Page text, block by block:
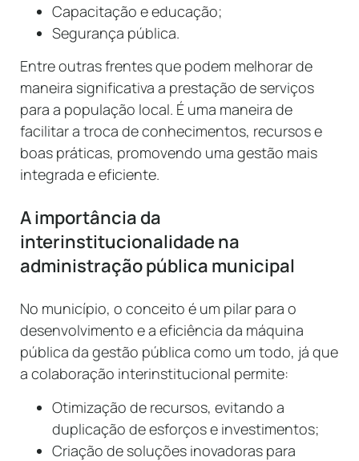
Capacitação e educação;
Segurança pública.
Entre outras frentes que podem melhorar de
maneira significativa a prestação de serviços
para a população local. É uma maneira de
facilitar a troca de conhecimentos, recursos e
boas práticas, promovendo uma gestão mais
integrada e eficiente.
A importância da
interinstitucionalidade na
administração pública municipal
No município, o conceito é um pilar para o
desenvolvimento e a eficiência da máquina
pública da gestão pública como um todo, já que
a colaboração interinstitucional permite:
Otimização de recursos, evitando a
duplicação de esforços e investimentos;
Criação de soluções inovadoras para